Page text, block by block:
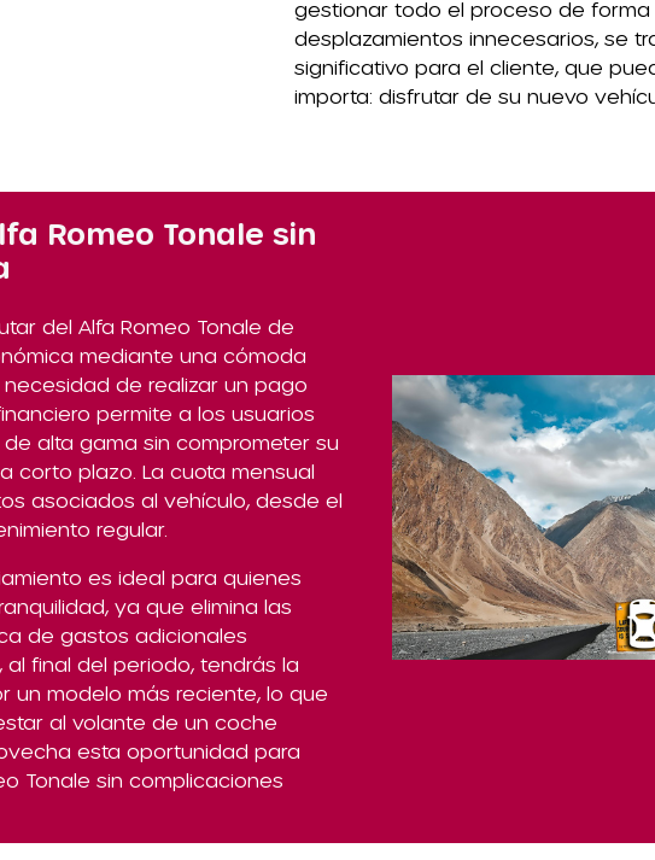
gestionar todo el proceso de forma
desplazamientos innecesarios, se
significativo para el cliente, que
importa: disfrutar de su nuevo
Romeo Tonale sin
del Alfa Romeo Tonale de
mediante una cómoda
necesidad de realizar un pago
permite a los usuarios
alta gama sin comprometer su
corto plazo. La cuota mensual
asociados al vehículo, desde el
regular.
es ideal para quienes
ya que elimina las
de gastos adicionales
al final del periodo, tendrás la
un modelo más reciente, lo que
al volante de un coche
esta oportunidad para
Tonale sin complicaciones